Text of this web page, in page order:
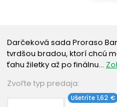
Darčeková sada Proraso
tvrdšou bradou, ktorí chcú
ťahu žiletky až po finálnu…
Zvoľte typ predaja:
Ušetríte 1,62 €